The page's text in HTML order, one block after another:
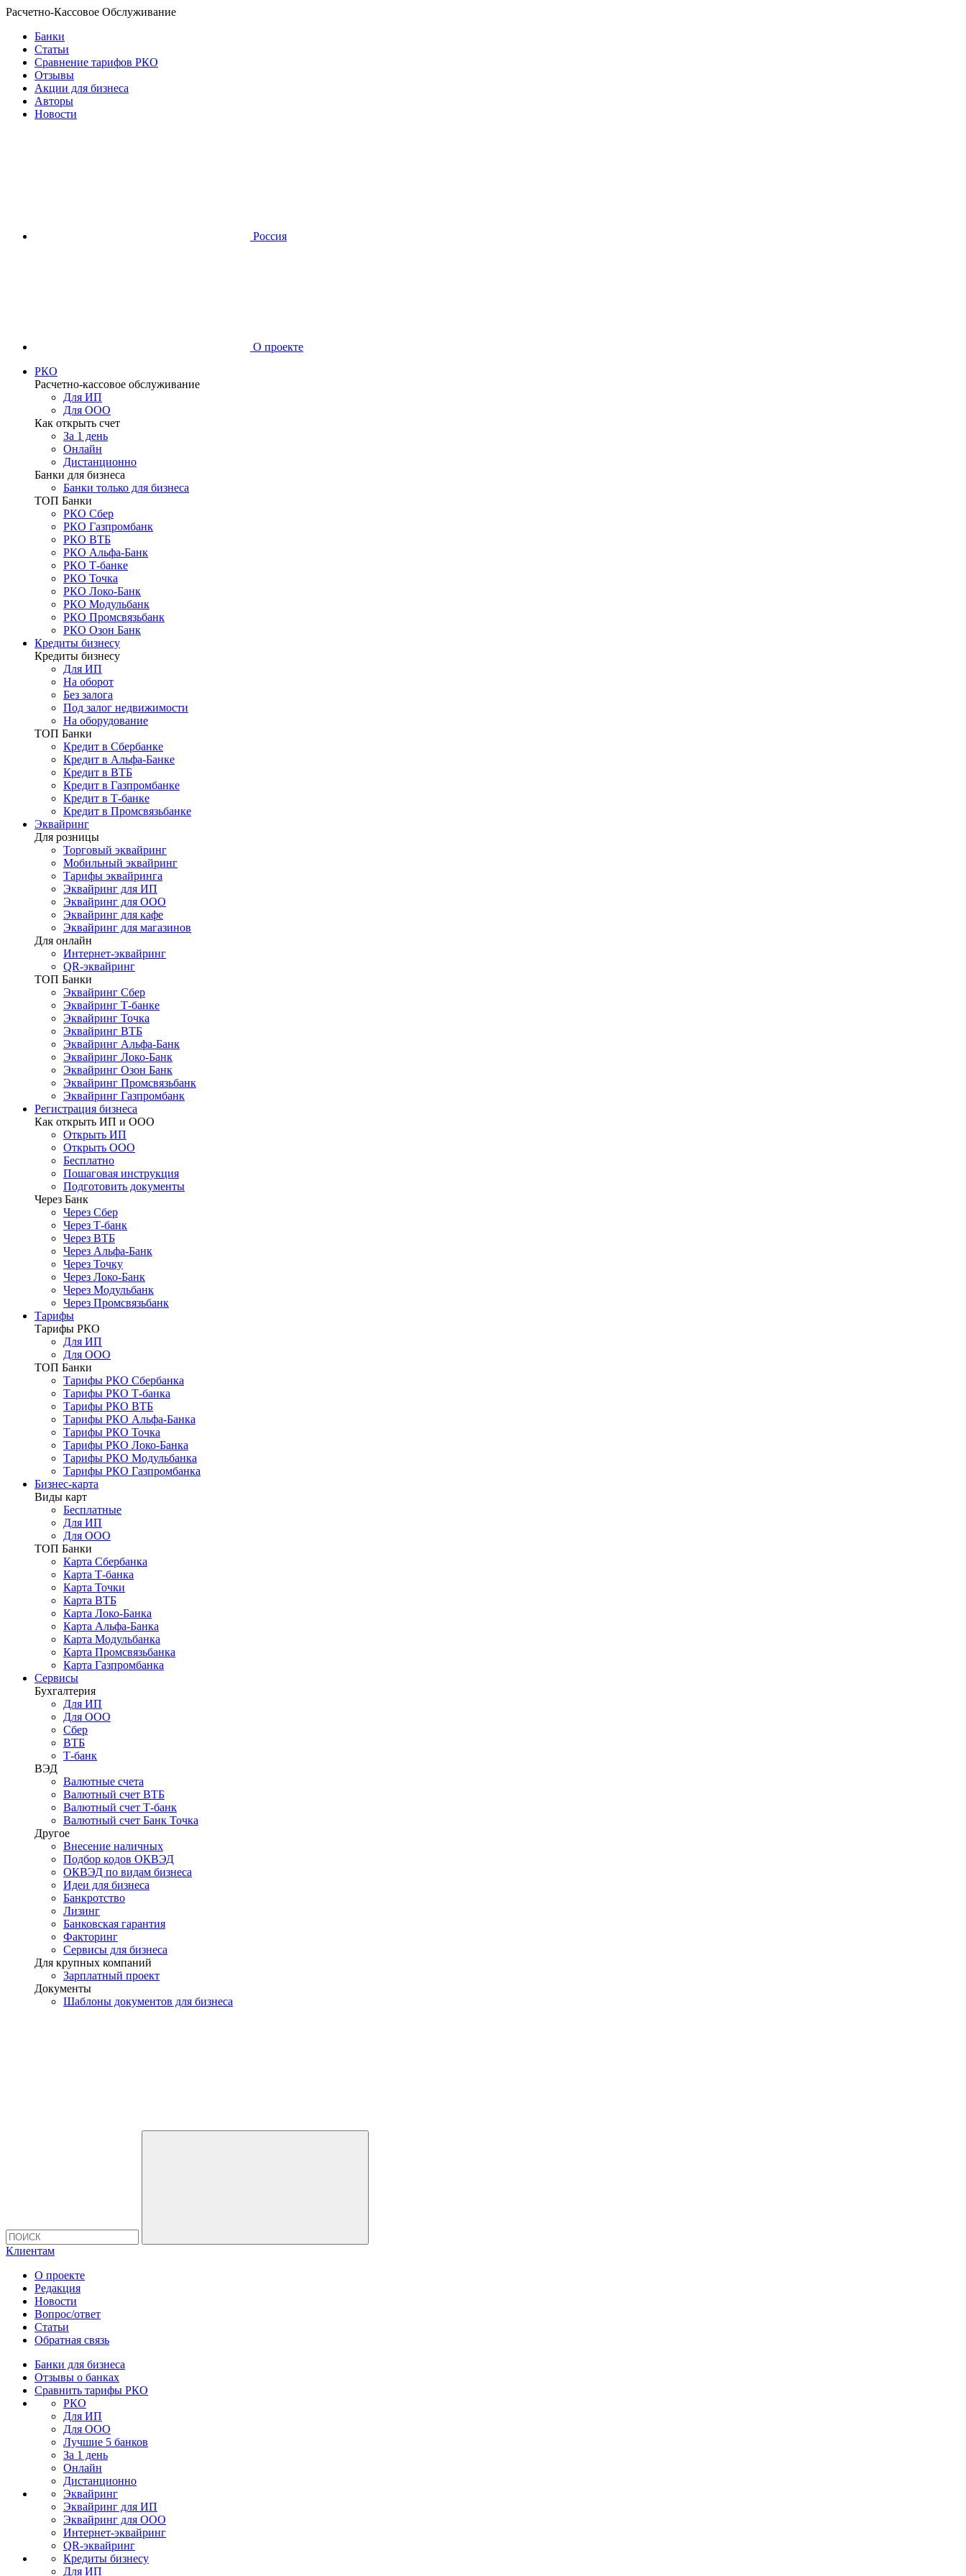
Расчетно-Кассовое Обслуживание
Банки
Статьи
Сравнение тарифов РКО
Отзывы
Акции для бизнеса
Авторы
Новости
Россия
О проекте
РКО
Расчетно-кассовое обслуживание
Для ИП
Для ООО
Как открыть счет
За 1 день
Онлайн
Дистанционно
Банки для бизнеса
Банки только для бизнеса
ТОП Банки
РКО Сбер
РКО Газпромбанк
РКО ВТБ
РКО Альфа-Банк
РКО Т-банке
РКО Точка
РКО Локо-Банк
РКО Модульбанк
РКО Промсвязьбанк
РКО Озон Банк
Кредиты бизнесу
Кредиты бизнесу
Для ИП
На оборот
Без залога
Под залог недвижимости
На оборудование
ТОП Банки
Кредит в Сбербанке
Кредит в Альфа-Банке
Кредит в ВТБ
Кредит в Газпромбанке
Кредит в Т-банке
Кредит в Промсвязьбанке
Эквайринг
Для розницы
Торговый эквайринг
Мобильный эквайринг
Тарифы эквайринга
Эквайринг для ИП
Эквайринг для ООО
Эквайринг для кафе
Эквайринг для магазинов
Для онлайн
Интернет-эквайринг
QR-эквайринг
ТОП Банки
Эквайринг Сбер
Эквайринг Т-банке
Эквайринг Точка
Эквайринг ВТБ
Эквайринг Альфа-Банк
Эквайринг Локо-Банк
Эквайринг Озон Банк
Эквайринг Промсвязьбанк
Эквайринг Газпромбанк
Регистрация бизнеса
Как открыть ИП и ООО
Открыть ИП
Открыть ООО
Бесплатно
Пошаговая инструкция
Подготовить документы
Через Банк
Через Сбер
Через Т-банк
Через ВТБ
Через Альфа-Банк
Через Точку
Через Локо-Банк
Через Модульбанк
Через Промсвязьбанк
Тарифы
Тарифы РКО
Для ИП
Для ООО
ТОП Банки
Тарифы РКО Сбербанка
Тарифы РКО Т-банка
Тарифы РКО ВТБ
Тарифы РКО Альфа-Банка
Тарифы РКО Точка
Тарифы РКО Локо-Банка
Тарифы РКО Модульбанка
Тарифы РКО Газпромбанка
Бизнес-карта
Виды карт
Бесплатные
Для ИП
Для ООО
ТОП Банки
Карта Сбербанка
Карта Т-банка
Карта Точки
Карта ВТБ
Карта Локо-Банка
Карта Альфа-Банка
Карта Модульбанка
Карта Промсвязьбанка
Карта Газпромбанка
Сервисы
Бухгалтерия
Для ИП
Для ООО
Сбер
ВТБ
Т-банк
ВЭД
Валютные счета
Валютный счет ВТБ
Валютный счет Т-банк
Валютный счет Банк Точка
Другое
Внесение наличных
Подбор кодов ОКВЭД
ОКВЭД по видам бизнеса
Идеи для бизнеса
Банкротство
Лизинг
Банковская гарантия
Факторинг
Сервисы для бизнеса
Для крупных компаний
Зарплатный проект
Документы
Шаблоны документов для бизнеса
Клиентам
О проекте
Редакция
Новости
Вопрос/ответ
Статьи
Обратная связь
Банки для бизнеса
Отзывы о банках
Сравнить тарифы РКО
РКО
Для ИП
Для ООО
Лучшие 5 банков
За 1 день
Онлайн
Дистанционно
Эквайринг
Эквайринг для ИП
Эквайринг для ООО
Интернет-эквайринг
QR-эквайринг
Кредиты бизнесу
Для ИП